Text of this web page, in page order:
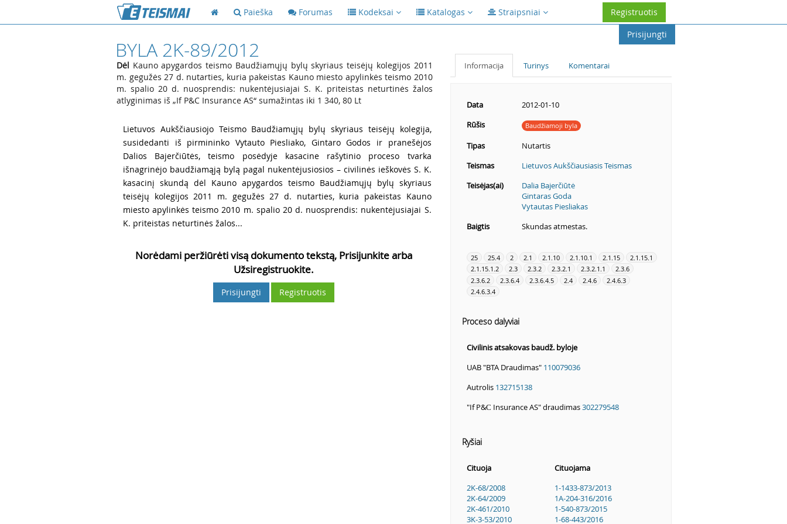
Paieška Forumas Kodeksai Katalogas Straipsniai
Registruotis
Prisijungti
BYLA 2K-89/2012
Dėl Kauno apygardos teismo Baudžiamųjų bylų skyriaus teisėjų kolegijos 2011
m. gegužės 27 d. nutarties, kuria pakeistas Kauno miesto apylinkės teismo 2010
m. spalio 20 d. nuosprendis: nukentėjusiajai S. K. priteistas neturtinės žalos
atlyginimas iš „If P&C Insurance AS“ sumažintas iki 1 340, 80 Lt
Lietuvos Aukščiausiojo Teismo Baudžiamųjų bylų skyriaus teisėjų kolegija,
susidedanti iš pirmininko Vytauto Piesliako, Gintaro Godos ir pranešėjos
Dalios Bajerčiūtės, teismo posėdyje kasacine rašytinio proceso tvarka
išnagrinėjo baudžiamąją bylą pagal nukentėjusiosios – civilinės ieškovės S. K.
kasacinį skundą dėl Kauno apygardos teismo Baudžiamųjų bylų skyriaus
teisėjų kolegijos 2011 m. gegužės 27 d. nutarties, kuria pakeistas Kauno
miesto apylinkės teismo 2010 m. spalio 20 d. nuosprendis: nukentėjusiajai S.
K. priteistas neturtinės žalos...
Norėdami peržiūrėti visą dokumento tekstą, Prisijunkite arba
Užsiregistruokite.
Prisijungti Registruotis
Informacija Turinys Komentarai
Data
2012-01-10
Rūšis
Baudžiamoji byla
Tipas
Nutartis
Teismas
Lietuvos Aukščiausiasis Teismas
Teisėjas(ai)
Dalia Bajerčiūtė
Gintaras Goda
Vytautas Piesliakas
Baigtis
Skundas atmestas.
25 25.4 2 2.1 2.1.10 2.1.10.1 2.1.15
2.1.15.1
2.1.15.1.2
2.3 2.3.2 2.3.2.1 2.3.2.1.1
2.3.6
2.3.6.2
2.3.6.4 2.3.6.4.5 2.4 2.4.6
2.4.6.3
2.4.6.3.4
Proceso dalyviai
Civilinis atsakovas baudž. byloje
UAB "BTA Draudimas" 110079036
Autrolis 132715138
"If P&С Insurance AS" draudimas302279548
Ryšiai
Cituoja
Cituojama
2K-68/2008
2K-64/2009
2K-461/2010
3K-3-53/2010
1-1433-873/2013
1A-204-316/2016
1-540-873/2015
1-68-443/2016